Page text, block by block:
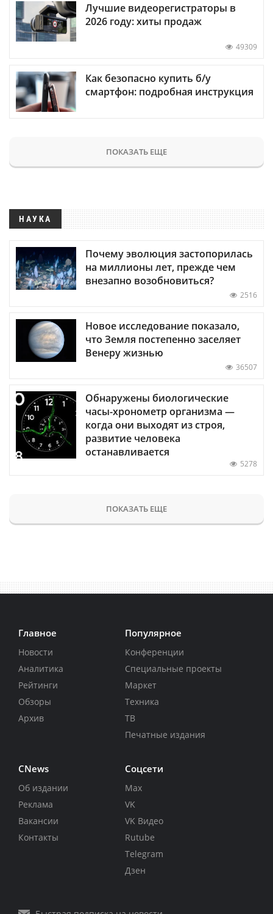
Лучшие видеорегистраторы в
2026 году: хиты продаж
49309
Как безопасно купить б/у
смартфон: подробная инструкция
ПОКАЗАТЬ ЕЩЕ
НАУКА
Почему эволюция застопорилась
на миллионы лет, прежде чем
внезапно возобновиться?
2516
Новое исследование показало,
что Земля постепенно заселяет
Венеру жизнью
36507
Обнаружены биологические
часы-хронометр организма —
когда они выходят из строя,
развитие человека
останавливается
5278
ПОКАЗАТЬ ЕЩЕ
Главное
Новости
Аналитика
Рейтинги
Обзоры
Архив
Популярное
Конференции
Специальные проекты
Маркет
Техника
ТВ
Печатные издания
CNews
Об издании
Реклама
Вакансии
Контакты
Соцсети
Max
VK
VK Видео
Rutube
Telegram
Дзен